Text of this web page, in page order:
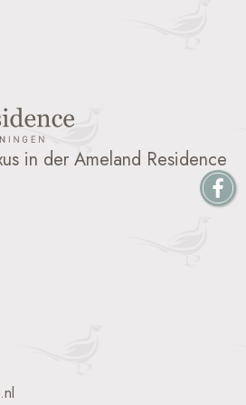
in der Ameland Residence